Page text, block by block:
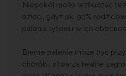
Niepokój może wzbudzać
dzieci, gdyż ok. 90%
palenia tytoniu w ich
Bierne palenie może być
chorób i stwarza realne